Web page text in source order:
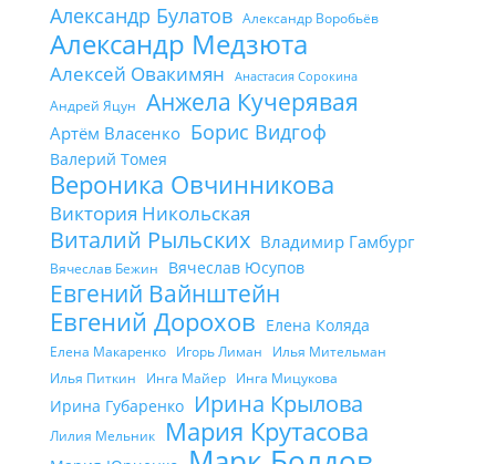
Александр Булатов Александр Воробьёв
Александр Медзюта
Алексей Овакимян Анастасия Сорокина
Андрей Яцун Анжела Кучерявая
Артём Власенко Борис Видгоф
Валерий Томея
Вероника Овчинникова
Виктория Никольская
Виталий Рыльских Владимир Гамбург
Вячеслав Бежин Вячеслав Юсупов
Евгений Вайнштейн
Евгений Дорохов Елена Коляда
Елена Макаренко Игорь Лиман
Илья Мительман
Илья Питкин
Инга Майер Инга Мицукова
Ирина Губаренко Ирина Крылова
Лилия Мельник Мария Крутасова